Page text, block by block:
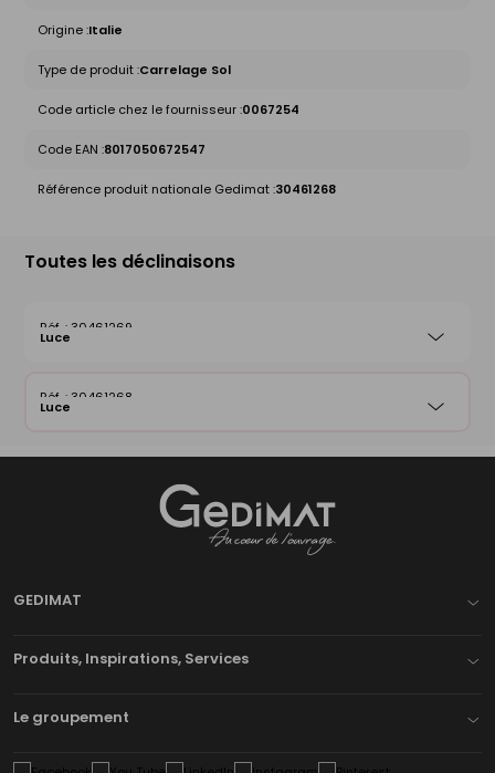
Origine :Italie
Type de produit :Carrelage Sol
Code article chez le fournisseur :0067254
Code EAN :8017050672547
Référence produit nationale Gedimat :30461268
Toutes les déclinaisons
30461269
Luce
30461268
Luce
GEDIMAT
Produits, Inspirations, Services
Le groupement